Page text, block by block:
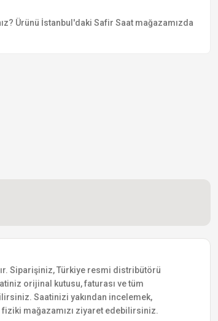
Ürünü İstanbul'daki Safir Saat mağazamızda
Siparişiniz, Türkiye resmi distribütörü
orijinal kutusu, faturası ve tüm
Saatinizi yakından incelemek,
mağazamızı ziyaret edebilirsiniz.